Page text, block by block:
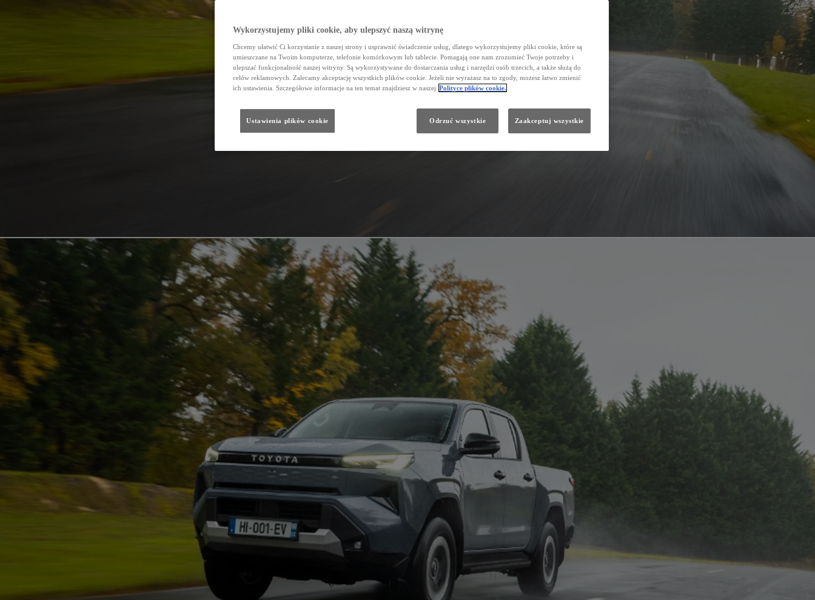
Wykorzystujemy pliki cookie, aby ulepszyć naszą witrynę
Chcemy ułatwić Ci korzystanie z naszej strony i usprawnić świadczenie usług, dlatego wykorzystujemy pliki cookie, które są
umieszczane na Twoim komputerze, telefonie komórkowym lub tablecie. Pomagają one nam zrozumieć Twoje potrzeby i
ulepszać funkcjonalność naszej witryny. Są wykorzystywane do dostarczania usług i narzędzi osób trzecich, a także służą do
celów reklamowych. Zalecamy akceptację wszystkich plików cookie. Jeżeli nie wyrażasz na to zgody, możesz łatwo zmienić
ich ustawienia. Szczegółowe informacje na ten temat znajdziesz w naszej Polityce plików cookie.
Ustawienia plików cookie Odrzuć wszystkie Zaakceptuj wszystkie